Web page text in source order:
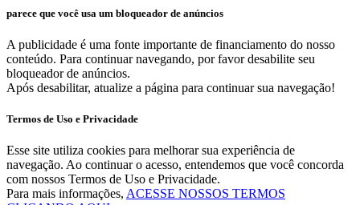
parece que você usa um bloqueador de anúncios
A publicidade é uma fonte importante de financiamento do nosso
conteúdo. Para continuar navegando, por favor desabilite seu
bloqueador de anúncios.
Após desabilitar, atualize a página para continuar sua navegação!
Termos de Uso e Privacidade
Esse site utiliza cookies para melhorar sua experiência de
navegação. Ao continuar o acesso, entendemos que você concorda
com nossos Termos de Uso e Privacidade.
Para mais informações, ACESSE NOSSOS TERMOS